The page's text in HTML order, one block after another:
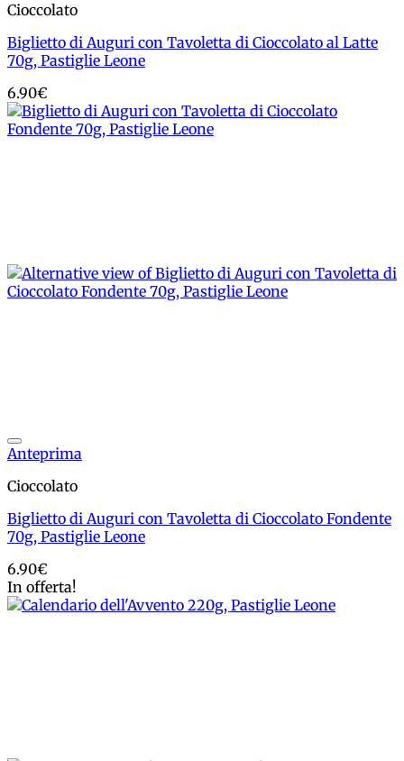
Cioccolato
Biglietto di Auguri con Tavoletta di Cioccolato al Latte
70g, Pastiglie Leone
6.90€
Anteprima
Cioccolato
Biglietto di Auguri con Tavoletta di Cioccolato Fondente
70g, Pastiglie Leone
6.90€
In offerta!